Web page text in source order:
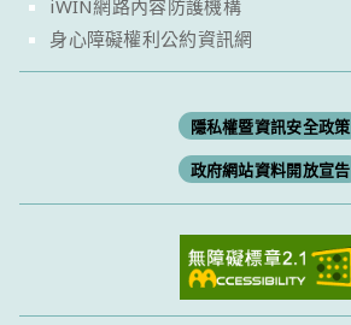
iWIN網路內容防護機構
身心障礙權利公約資訊網
隱私權暨資訊安全政策
政府網站資料開放宣告